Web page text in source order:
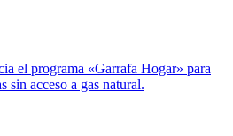
el programa «Garrafa Hogar» para
sin acceso a gas natural.